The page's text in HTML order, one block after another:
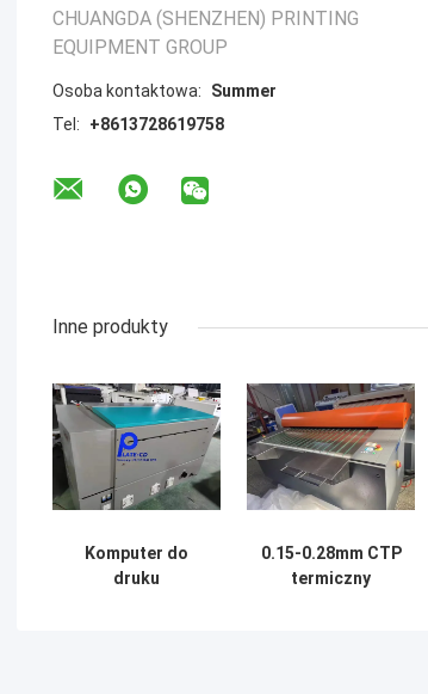
CHUANGDA (SHENZHEN) PRINTING
EQUIPMENT GROUP
Osoba kontaktowa:
Summer
Tel:
+8613728619758
Inne produkty
Komputer do
druku
0.15-0.28mm CTP
termiczny